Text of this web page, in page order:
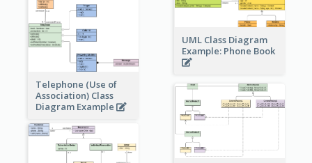
UML Class Diagram
Example: Phone Book
Telephone (Use of
Association) Class
Diagram Example